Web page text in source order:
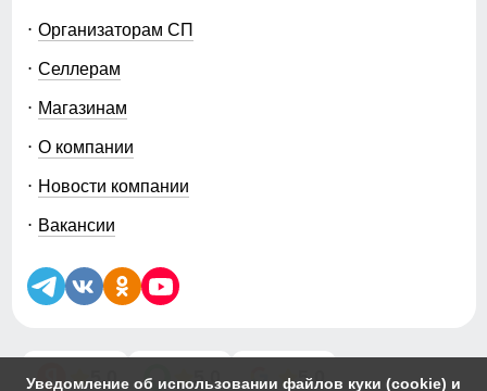
Уведомление об использовании файлов куки (cookie) и
Организаторам СП
Селлерам
Магазинам
О компании
Новости компании
Вакансии
5.0 5.0 5.0